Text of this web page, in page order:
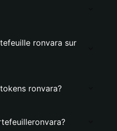
ronvara sur
ronvara?